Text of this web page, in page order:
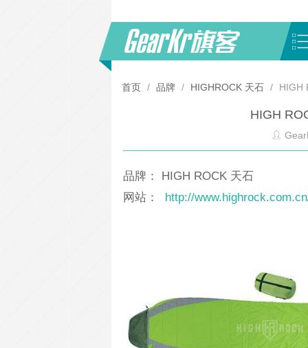
首页 / 品牌 / HIGHROCK 天石 / HIGH
HIGH
品牌： HIGH ROCK 天石
网站：
http://